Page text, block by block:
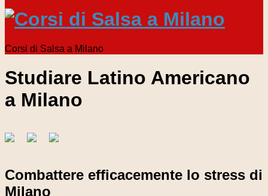
Corsi di Salsa a Milano
Studiare Latino Americano
a Milano
Combattere efficacemente lo stress di
Milano